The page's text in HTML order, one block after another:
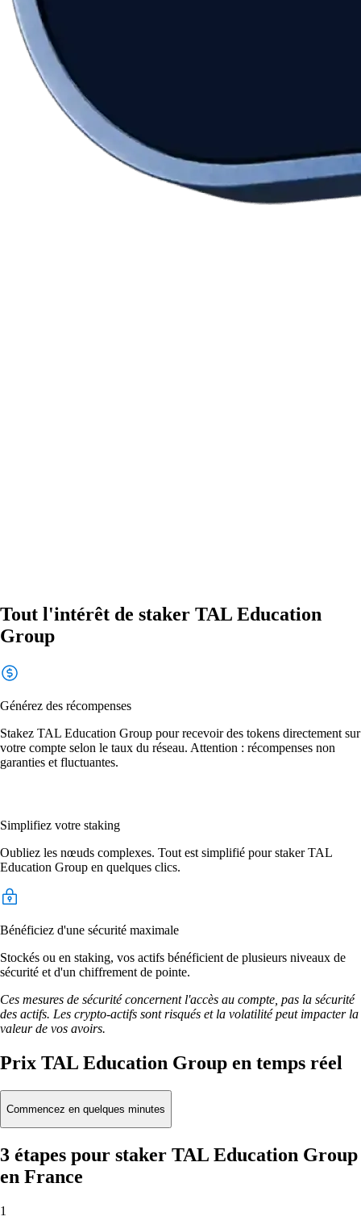
Tout l'intérêt de staker TAL Education
Group
Générez des récompenses
Stakez TAL Education Group pour recevoir des tokens directement sur
votre compte selon le taux du réseau. Attention : récompenses non
garanties et fluctuantes.
Simplifiez votre staking
Oubliez les nœuds complexes. Tout est simplifié pour staker TAL
Education Group en quelques clics.
Bénéficiez d'une sécurité maximale
Stockés ou en staking, vos actifs bénéficient de plusieurs niveaux de
sécurité et d'un chiffrement de pointe.
Ces mesures de sécurité concernent l'accès au compte, pas la sécurité
des actifs. Les crypto-actifs sont risqués et la volatilité peut impacter la
valeur de vos avoirs.
Prix TAL Education Group en temps réel
Commencez en quelques minutes
3 étapes pour staker TAL Education Group
en France
1